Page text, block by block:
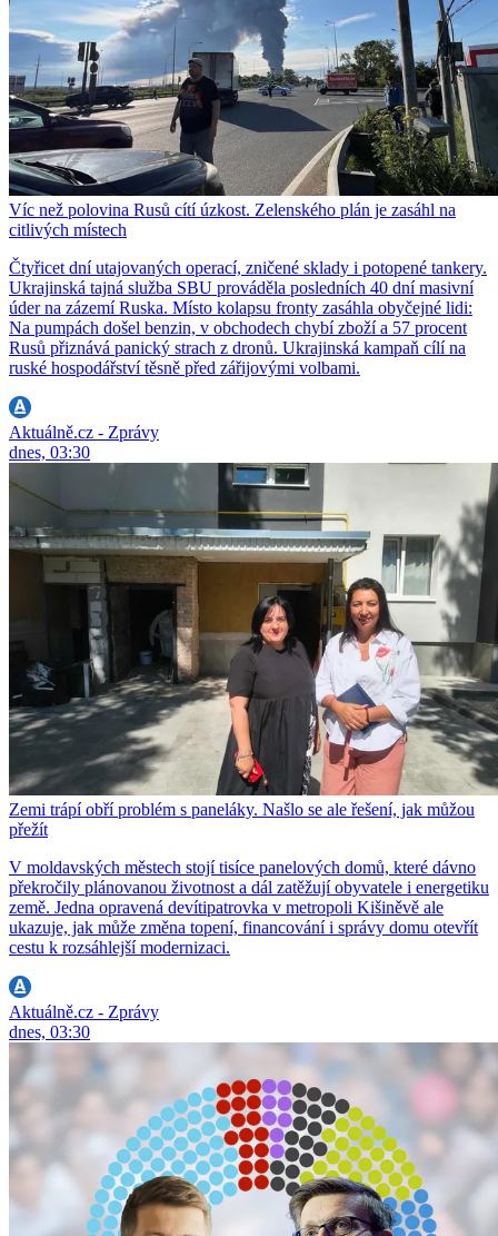
Víc než polovina Rusů cítí úzkost. Zelenského plán je zasáhl na
citlivých místech
Čtyřicet dní utajovaných operací, zničené sklady i potopené tankery.
Ukrajinská tajná služba SBU prováděla posledních 40 dní masivní
úder na zázemí Ruska. Místo kolapsu fronty zasáhla obyčejné lidi:
Na pumpách došel benzin, v obchodech chybí zboží a 57 procent
Rusů přiznává panický strach z dronů. Ukrajinská kampaň cílí na
ruské hospodářství těsně před zářijovými volbami.
Aktuálně.cz - Zprávy
dnes, 03:30
Zemi trápí obří problém s paneláky. Našlo se ale řešení, jak můžou
přežít
V moldavských městech stojí tisíce panelových domů, které dávno
překročily plánovanou životnost a dál zatěžují obyvatele i energetiku
země. Jedna opravená devítipatrovka v metropoli Kišiněvě ale
ukazuje, jak může změna topení, financování i správy domu otevřít
cestu k rozsáhlejší modernizaci.
Aktuálně.cz - Zprávy
dnes, 03:30